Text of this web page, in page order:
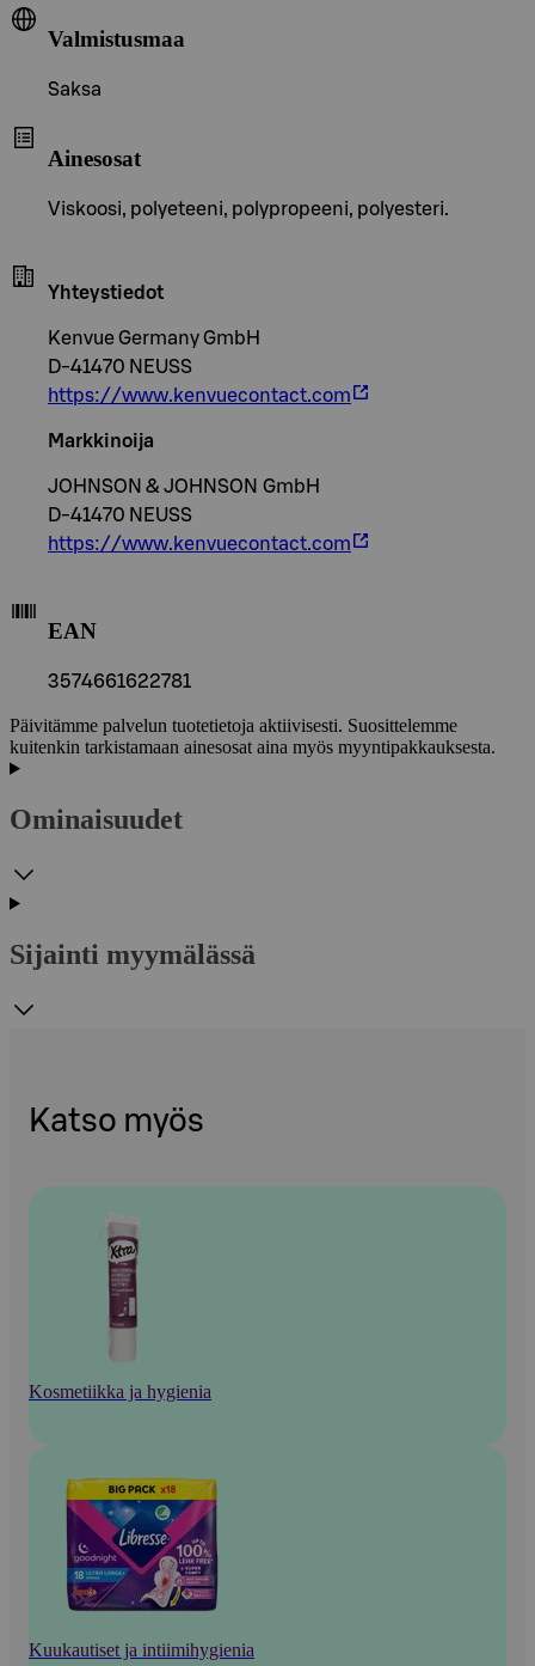
Valmistusmaa
Saksa
Ainesosat
Viskoosi, polyeteeni, polypropeeni, polyesteri.
Yhteystiedot
Kenvue Germany GmbH
D-41470 NEUSS
https://www.kenvuecontact.com
Markkinoija
JOHNSON & JOHNSON GmbH
D-41470 NEUSS
https://www.kenvuecontact.com
EAN
3574661622781
Päivitämme palvelun tuotetietoja aktiivisesti. Suosittelemme
kuitenkin tarkistamaan ainesosat aina myös myyntipakkauksesta.
Ominaisuudet
Sijainti myymälässä
Katso myös
Kosmetiikka ja hygienia
Kuukautiset ja intiimihygienia